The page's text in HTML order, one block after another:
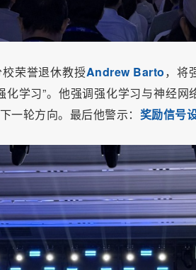
荣誉退休教授Andrew Barto，将
化学习”。他强调强化学习与神经
一轮方向。最后他警示： 奖励信号